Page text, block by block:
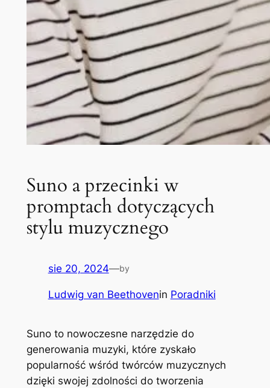
Suno a przecinki w
promptach dotyczących
stylu muzycznego
sie 20, 2024—by
Ludwig van Beethovenin Poradniki
Suno to nowoczesne narzędzie do
generowania muzyki, które zyskało
popularność wśród twórców muzycznych
dzięki swojej zdolności do tworzenia